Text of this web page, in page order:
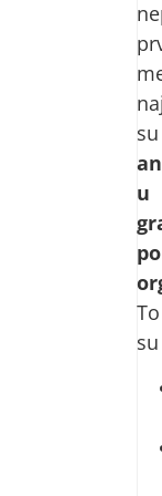
su
u
To
su